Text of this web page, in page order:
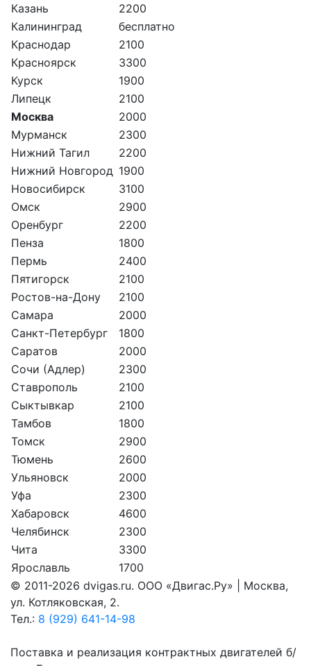
Казань
2200
Калининград
бесплатно
Краснодар
2100
Красноярск
3300
Курск
1900
Липецк
2100
Москва
2000
Мурманск
2300
Нижний Тагил
2200
Нижний Новгород 1900
Новосибирск
3100
Омск
2900
Оренбург
2200
Пенза
1800
Пермь
2400
Пятигорск
2100
Ростов-на-Дону
2100
Самара
2000
Санкт-Петербург
1800
Саратов
2000
Сочи (Адлер)
2300
Ставрополь
2100
Сыктывкар
2100
Тамбов
1800
Томск
2900
Тюмень
2600
Ульяновск
2000
Уфа
2300
Хабаровск
4600
Челябинск
2300
Чита
3300
Ярославль
1700
© 2011-2026 dvigas.ru. ООО «Двигaс.Ру» | Москва,
ул. Котляковская, 2.
Тел.: 8 (929) 641-14-98
Поставка и реализация контрактных двигателей б/